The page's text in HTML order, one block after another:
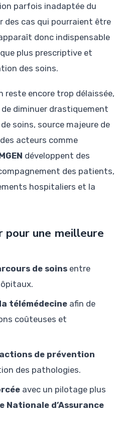
parfois inadaptée du
des cas qui pourraient être
donc indispensable
plus prescriptive et
des soins.
reste encore trop délaissée,
diminuer drastiquement
soins, source majeure de
acteurs comme
développent des
des patients,
hospitaliers et la
pour une meilleure
de soins entre
télémédecine afin de
coûteuses et
de prévention
des pathologies.
avec un pilotage plus
Nationale d’Assurance